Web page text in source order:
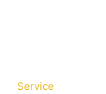
Service